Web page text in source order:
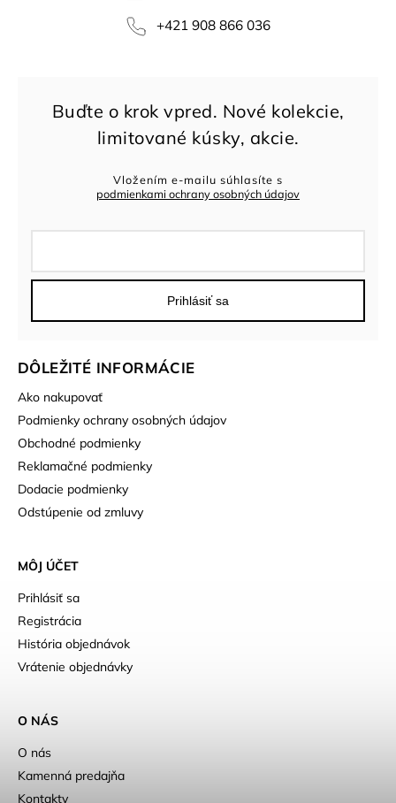
+421 908 866 036
DÔLEŽITÉ INFORMÁCIE
Ako nakupovať
Podmienky ochrany osobných údajov
Obchodné podmienky
Reklamačné podmienky
Dodacie podmienky
Odstúpenie od zmluvy
MÔJ ÚČET
Prihlásiť sa
Registrácia
História objednávok
Vrátenie objednávky
Vložením e-mailu súhlasíte s
podmienkami ochrany osobných údajov
Prihlásiť sa
O NÁS
O nás
Kamenná predajňa
Kontakty